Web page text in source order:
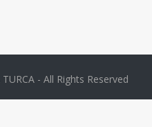
- All Rights Reserved